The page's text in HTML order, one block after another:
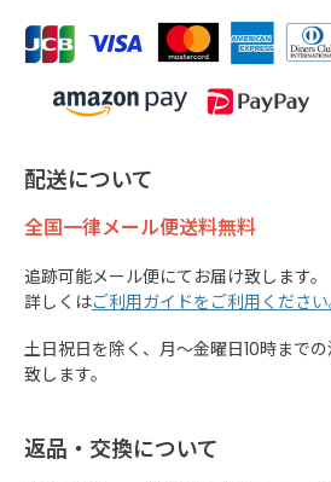
配送について
全国一律メール便送料無料
追跡可能メール便にてお届け致します。
詳しくはご利用ガイドをご利用ください
土日祝日を除く、月～金曜日10時まで
致します。
返品・交換について